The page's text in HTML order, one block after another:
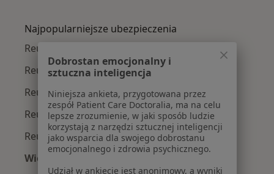
Najpopularniejsze ubezpieczenia
Reumatolodzy z Medicover w Warszawie
Reumatolodzy z Allianz w Warszawie
Reumatolodzy z INTER Polska w Warszawie
Reumatolodzy z Signal Iduna w Warszawie
Reumatolodzy z Compensa w Warszawie
Więcej (4)
Dobrostan emocjonalny i
sztuczna inteligencja
Niniejsza ankieta, przygotowana przez
zespół Patient Care Doctoralia, ma na celu
lepsze zrozumienie, w jaki sposób ludzie
korzystają z narzędzi sztucznej inteligencji
jako wsparcia dla swojego dobrostanu
emocjonalnego i zdrowia psychicznego.
Udział w ankiecie jest anonimowy, a wyniki